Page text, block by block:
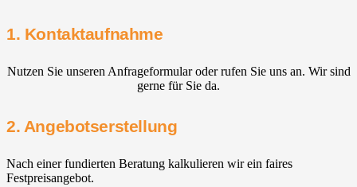
1. Kontaktaufnahme
Nutzen Sie unseren Anfrageformular oder rufen Sie uns an. Wir sind
gerne für Sie da.
2. Angebotserstellung
Nach einer fundierten Beratung kalkulieren wir ein faires
Festpreisangebot.